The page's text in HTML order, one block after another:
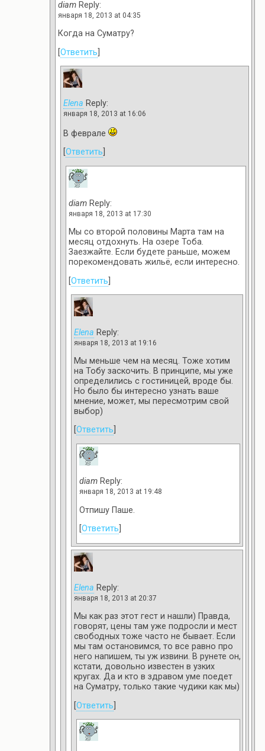
diam Reply:
января 18, 2013 at 04:35
Когда на Суматру?
Ответить
Elena Reply:
января 18, 2013 at 16:06
В феврале
Ответить
diam Reply:
января 18, 2013 at 17:30
Мы со второй половины Марта там на
месяц отдохнуть. На озере Тоба.
Заезжайте. Если будете раньше, можем
порекомендовать жильё, если интересно.
Ответить
Elena Reply:
января 18, 2013 at 19:16
Мы меньше чем на месяц. Тоже хотим
на Тобу заскочить. В принципе, мы уже
определились с гостиницей, вроде бы.
Но было бы интересно узнать ваше
мнение, может, мы пересмотрим свой
выбор)
Ответить
diam Reply:
января 18, 2013 at 19:48
Отпишу Паше.
Ответить
Elena Reply:
января 18, 2013 at 20:37
Мы как раз этот гест и нашли) Правда,
говорят, цены там уже подросли и мест
свободных тоже часто не бывает. Если
мы там остановимся, то все равно про
него напишем, ты уж извини. В рунете он,
кстати, довольно известен в узких
кругах. Да и кто в здравом уме поедет
на Суматру, только такие чудики как мы)
Ответить